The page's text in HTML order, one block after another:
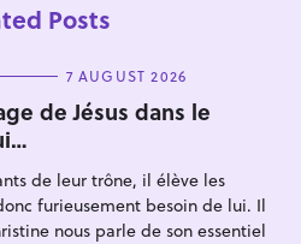
Posts
7 AUGUST 2026
de Jésus dans le
de leur trône, il élève les
furieusement besoin de lui. Il
nous parle de son essentiel